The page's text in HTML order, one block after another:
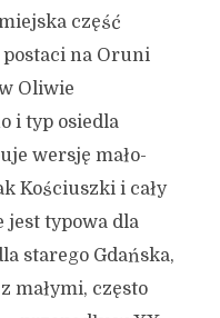
część
na Oruni
Oliwie
i typ osiedla
wersję mało-
Kościuszki i cały
jest typowa dla
starego Gdańska,
małymi, często